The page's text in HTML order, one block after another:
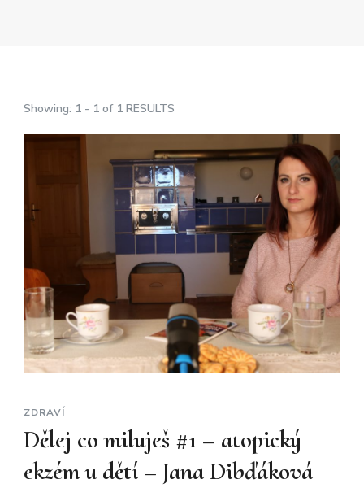
Showing: 1 - 1 of 1 RESULTS
ZDRAVÍ
Dělej co miluješ #1 – atopický
ekzém u dětí – Jana Dibďáková